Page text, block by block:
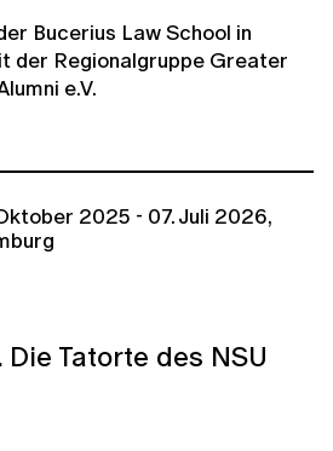
Bucerius Law School in
der Regionalgruppe Greater
e.V.
2025 - 07. Juli 2026,
Tatorte des NSU